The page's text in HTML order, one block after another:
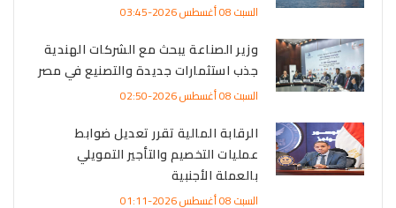
السبت 08 أغسطس 2026-03:45
وزير الصناعة يبحث مع الشركات الهندية
جذب استثمارات جديدة والتصنيع في مصر
السبت 08 أغسطس 2026-02:50
الرقابة المالية تقرر تعديل ضوابط
عمليات التخصيم والتأجير التمويلي
بالعملة الأجنبية
السبت 08 أغسطس 2026-01:11